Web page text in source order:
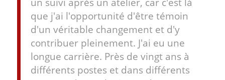
que j'ai l'opportunité d'être témoin
d'un véritable changement et d'y
contribuer pleinement. J'ai eu une
longue carrière. Près de vingt ans à
différents postes et dans différents